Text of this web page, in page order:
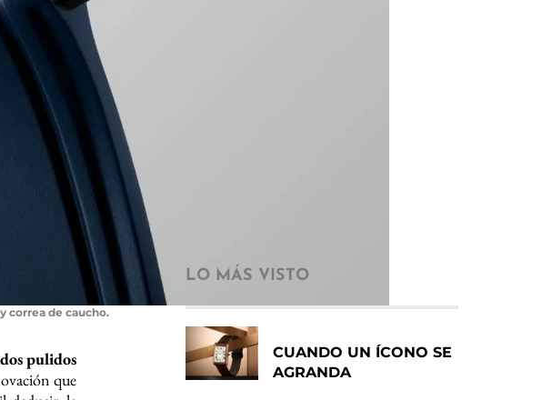
correa de caucho.
pulidos
que
LO MÁS VISTO
CUANDO UN ÍCONO SE
AGRANDA